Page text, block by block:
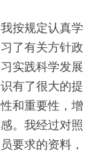
按规定认真学
了有关方针政
实践科学发展
有了很大的提
和重要性，增
。我经过对照
要求的资料，